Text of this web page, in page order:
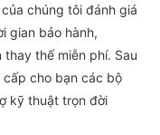
chúng tôi đánh giá
gian bảo hành,
thế miễn phí. Sau
cấp cho bạn các bộ
kỹ thuật trọn đời